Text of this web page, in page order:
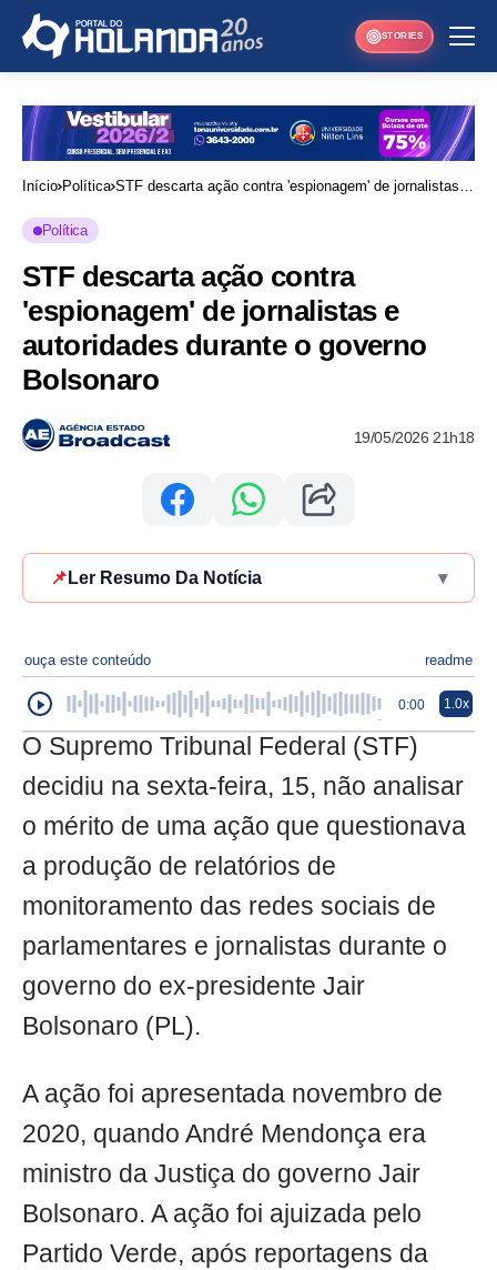
STORIES
Início Política STF descarta ação contra 'espionagem' de jornalistas e
Política
STF descarta ação contra
'espionagem' de jornalistas e
autoridades durante o governo
Bolsonaro
19/05/2026 21h18
📌 Ler Resumo Da Notícia ▾
ouça este conteúdo readme
0:00 1.0x
O Supremo Tribunal Federal (STF)
decidiu na sexta-feira, 15, não analisar
o mérito de uma ação que questionava
a produção de relatórios de
monitoramento das redes sociais de
parlamentares e jornalistas durante o
governo do ex-presidente Jair
Bolsonaro (PL).
A ação foi apresentada novembro de
2020, quando André Mendonça era
ministro da Justiça do governo Jair
Bolsonaro. A ação foi ajuizada pelo
Partido Verde, após reportagens da